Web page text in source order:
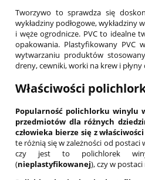
Tworzywo to sprawdza się
wykładziny podłogowe, wykładziny
i węże ogrodnicze. PVC to idealne
opakowania. Plastyfikowany PVC
wytwarzaniu produktów
dreny, cewniki, worki na krew i
Właściwości
Popularność polichlorku winylu
przedmiotów dla różnych
człowieka bierze się z
te różnią się w zależności od postaci
czy jest to polichlorek
(nieplastyfikowanej), czy w